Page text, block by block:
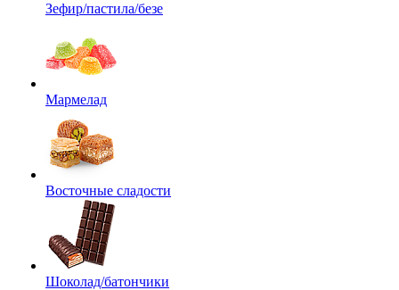
Зефир/пастила/безе
Мармелад
Восточные сладости
Шоколад/батончики